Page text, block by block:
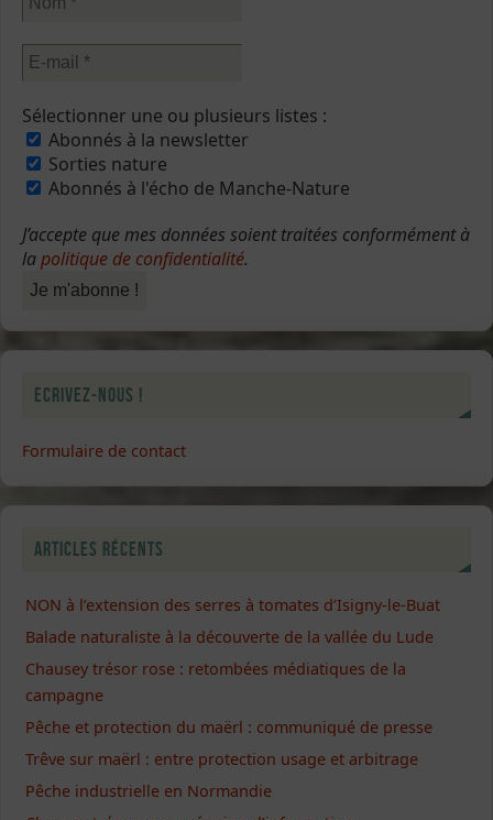
Sélectionner une ou plusieurs listes :
Abonnés à la newsletter
Sorties nature
Abonnés à l'écho de Manche-Nature
J’accepte que mes données soient traitées conformément à
lapolitique de confidentialité.
Ecrivez-nous !
Formulaire de contact
Articles récents
NON à l’extension des serres à tomates d’Isigny-le-Buat
Balade naturaliste à la découverte de la vallée du Lude
Chausey trésor rose : retombées médiatiques de la
campagne
Pêche et protection du maërl : communiqué de presse
Trêve sur maërl : entre protection usage et arbitrage
Pêche industrielle en Normandie